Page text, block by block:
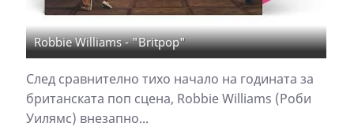
Robbie Williams - "Britpop"
След сравнително тихо начало на годината за
британската поп сцена, Robbie Williams (Роби
Уилямс) внезапно...